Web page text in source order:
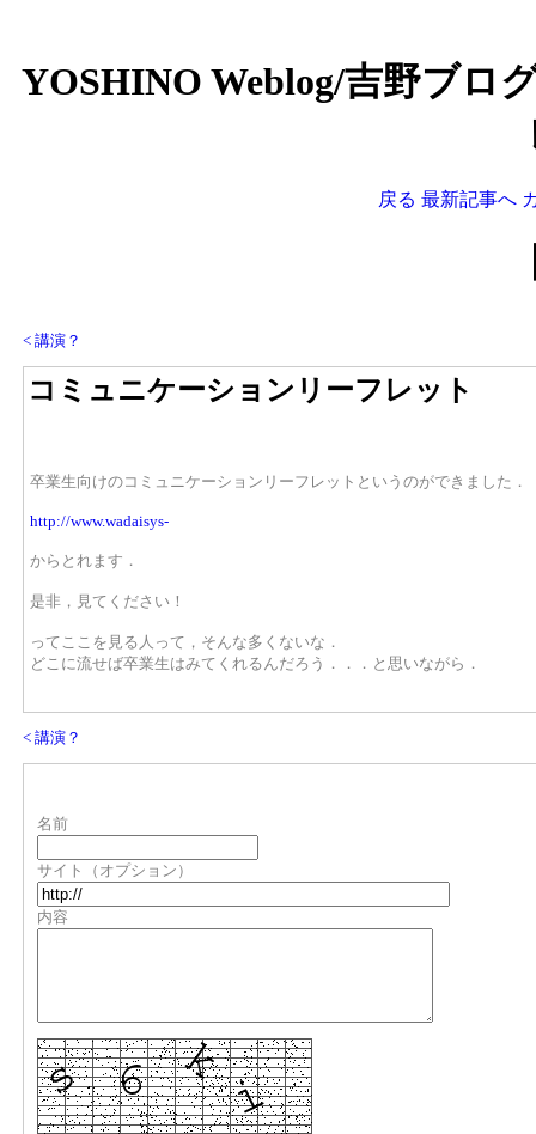
YOSHINO Weblog/吉野ブロ
戻る 最新記事へ
< 講演？
コミュニケーションリーフレット
卒業生向けのコミュニケーションリーフレットというのができました．
http://www.wadaisys-
からとれます．
是非，見てください！
ってここを見る人って，そんな多くないな．
どこに流せば卒業生はみてくれるんだろう．．．と思いながら．
< 講演？
名前
サイト（オプション）
内容